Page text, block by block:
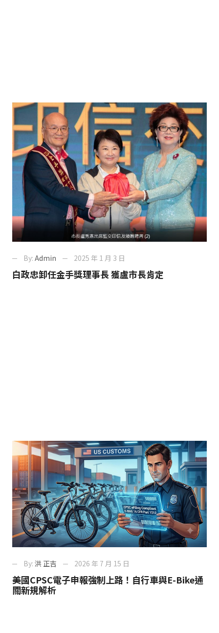
By: Admin 2025 年 1 月 3 日
白政忠卸任金手獎理事長 獲盧市長肯定
By: 洪 正吉 2026 年 7 月 15 日
美國CPSC電子申報強制上路！自行車與E-Bike通
關新規解析